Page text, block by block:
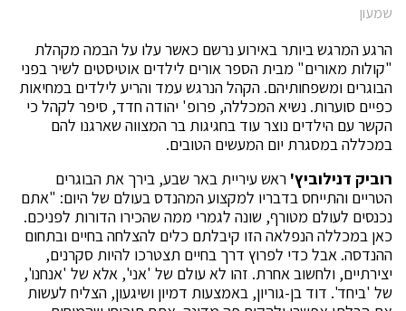
שמעון
הרגע המרגש ביותר באירוע נרשם כאשר עלו על הבמה מקהלת
"קולות מאורים" מבית הספר אורים לילדים אוטיסטים לשיר בפני
הבוגרים ומשפחותיהם. הקהל הנרגש עמד והריע לילדים במחיאות
כפיים סוערות. נשיא המכללה, פרופ' יהודה חדד, סיפר לקהל כי
הקשר עם הילדים נוצר עוד בחגיגות בר המצווה שארגנו להם
במכללה במסגרת יום המעשים הטובים.
רוביק דנילוביץ'ראש עיריית באר שבע, בירך את הבוגרים
הטריים והתייחס בדבריו למקצוע המהנדס בעולם של היום: "אתם
נכנסים לעולם מטורף, שונה לגמרי ממה שהכירו הדורות לפניכם.
כאן במכללה הנפלאה הזו קיבלתם כלים להצלחה בחיים ובתחום
ההנדסה. אבל כדי לפרוץ דרך בחיים תצטרכו להיות סקרנים,
יצירתיים, ולחשוב אחרת. זהו לא עולם של 'אני', אלא של 'אנחנו',
של 'ביחד'. דוד בן-גוריון, באמצעות דמיון ושיגעון, הצליח לעשות